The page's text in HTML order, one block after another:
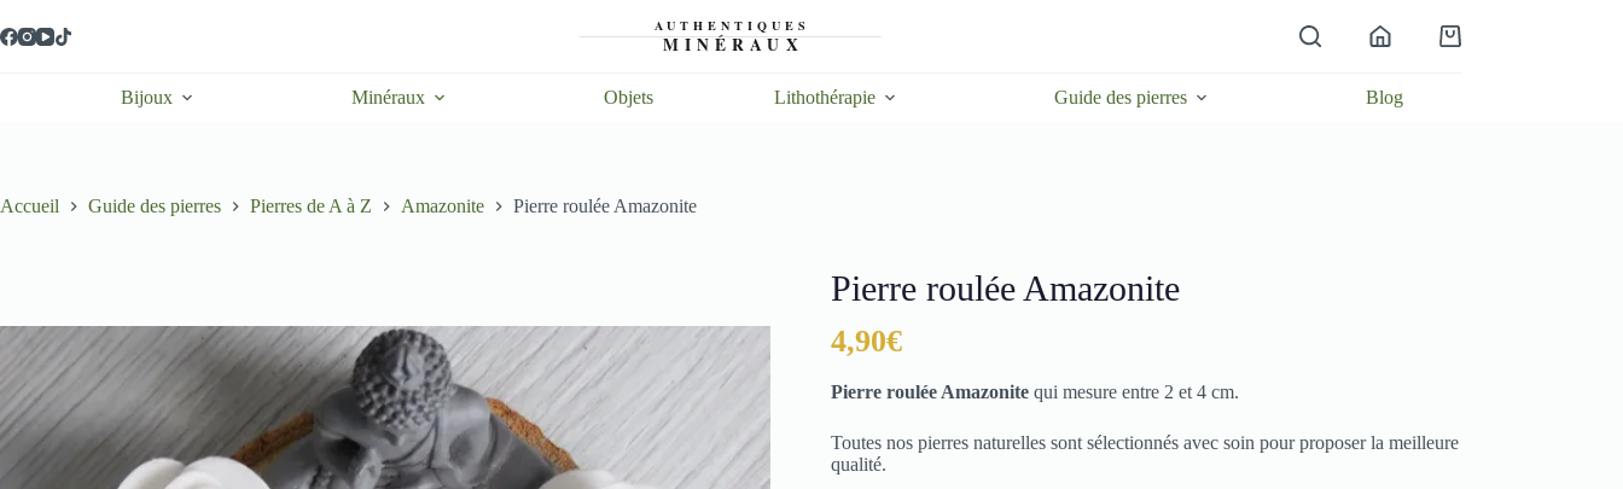
au
contenu
Panier
Bijoux
Minéraux Objets Lithothérapie Guide des pierres Blog
Accueil Guide des pierres Pierres de A à Z Amazonite Pierre roulée Amazonite
Pierre roulée Amazonite
4,90€
Pierre roulée Amazonite qui mesure entre 2 et 4 cm.
Toutes nos pierres naturelles sont sélectionnés avec soin pour proposer la meilleure
qualité.